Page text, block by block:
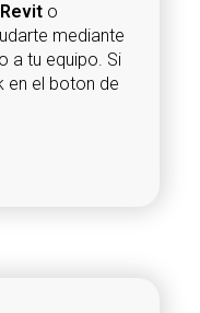
Revit o
mediante
a tu equipo. Si
en el boton de